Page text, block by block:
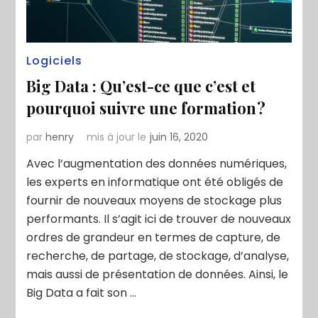
Logiciels
Big Data : Qu’est-ce que c’est et
pourquoi suivre une formation ?
parhenry mis à jour le juin 16, 2020
Avec l’augmentation des données numériques,
les experts en informatique ont été obligés de
fournir de nouveaux moyens de stockage plus
performants. Il s’agit ici de trouver de nouveaux
ordres de grandeur en termes de capture, de
recherche, de partage, de stockage, d’analyse,
mais aussi de présentation de données. Ainsi, le
Big Data a fait son …